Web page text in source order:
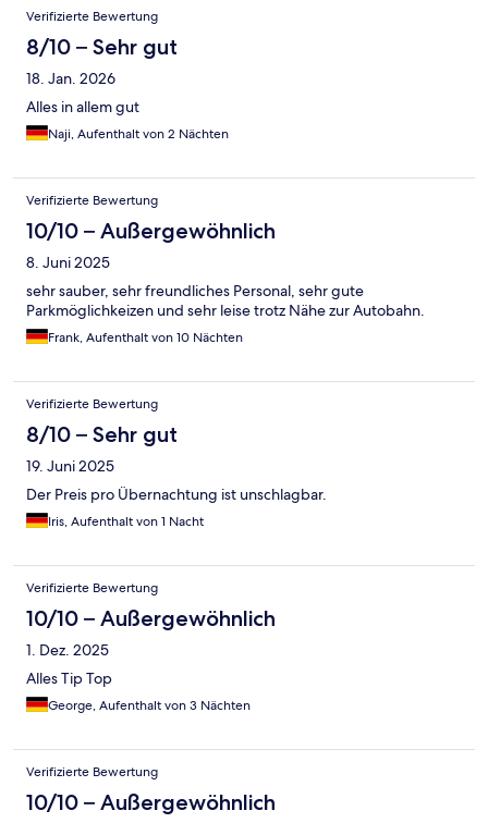
Verifizierte Bewertung
8/10 – Sehr gut
18. Jan. 2026
Alles in allem gut
Naji, Aufenthalt von 2 Nächten
Verifizierte Bewertung
10/10 – Außergewöhnlich
8. Juni 2025
sehr sauber, sehr freundliches Personal, sehr gute
Parkmöglichkeizen und sehr leise trotz Nähe zur Autobahn.
Frank, Aufenthalt von 10 Nächten
Verifizierte Bewertung
8/10 – Sehr gut
19. Juni 2025
Der Preis pro Übernachtung ist unschlagbar.
Iris, Aufenthalt von 1 Nacht
Verifizierte Bewertung
10/10 – Außergewöhnlich
1. Dez. 2025
Alles Tip Top
George, Aufenthalt von 3 Nächten
Verifizierte Bewertung
10/10 – Außergewöhnlich